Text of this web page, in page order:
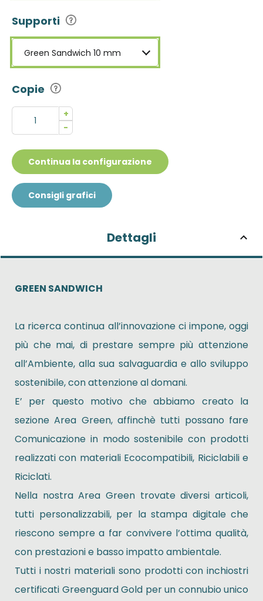
Supporti
Green Sandwich 10 mm
Copie
+
-
Continua la configurazione
Consigli grafici
Dettagli
GREEN SANDWICH
La ricerca continua all’innovazione ci impone, oggi
più che mai, di prestare sempre più attenzione
all’Ambiente, alla sua salvaguardia e allo sviluppo
sostenibile, con attenzione al domani.
E’ per questo motivo che abbiamo creato la
sezione Area Green, affinchè tutti possano fare
Comunicazione in modo sostenibile con prodotti
realizzati con materiali Ecocompatibili, Riciclabili e
Riciclati.
Nella nostra Area Green trovate diversi articoli,
tutti personalizzabili, per la stampa digitale che
riescono sempre a far convivere l’ottima qualità,
con prestazioni e basso impatto ambientale.
Tutti i nostri materiali sono prodotti con inchiostri
certificati Greenguard Gold per un connubio unico